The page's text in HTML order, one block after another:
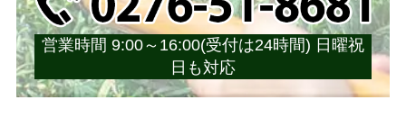
営業時間 9:00～16:00(受付は24時間) 日曜祝
日も対応